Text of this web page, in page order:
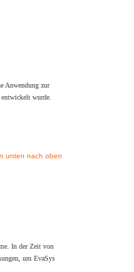
Anwendung zur
wurde.
unten nach oben
In der Zeit von
um EvaSys